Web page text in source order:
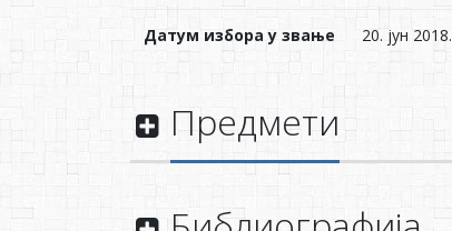
Датум избора у звање 20. јун 2018.
Предмети